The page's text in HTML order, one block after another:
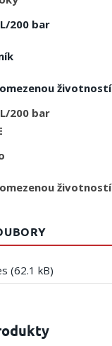
200 bar
životností
200 bar
životností
(62.1 kB)